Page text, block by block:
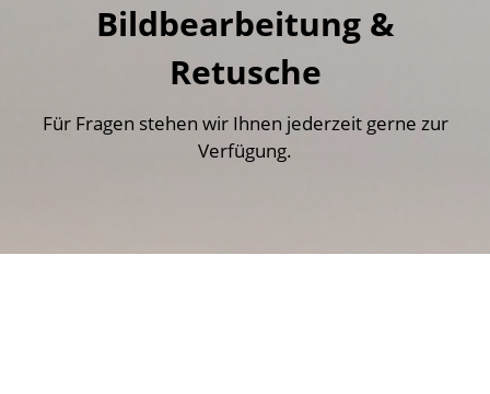
Bildbearbeitung &
Retusche
Für Fragen stehen wir Ihnen jederzeit gerne zur
Verfügung.